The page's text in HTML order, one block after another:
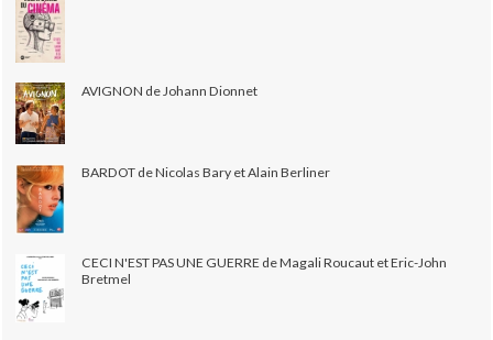
AVIGNON de Johann Dionnet
BARDOT de Nicolas Bary et Alain Berliner
CECI N'EST PAS UNE GUERRE de Magali Roucaut et Eric-John
Bretmel